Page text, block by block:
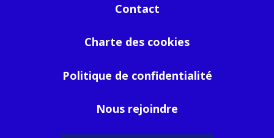
Contact
Charte des cookies
Politique de confidentialité
Nous rejoindre